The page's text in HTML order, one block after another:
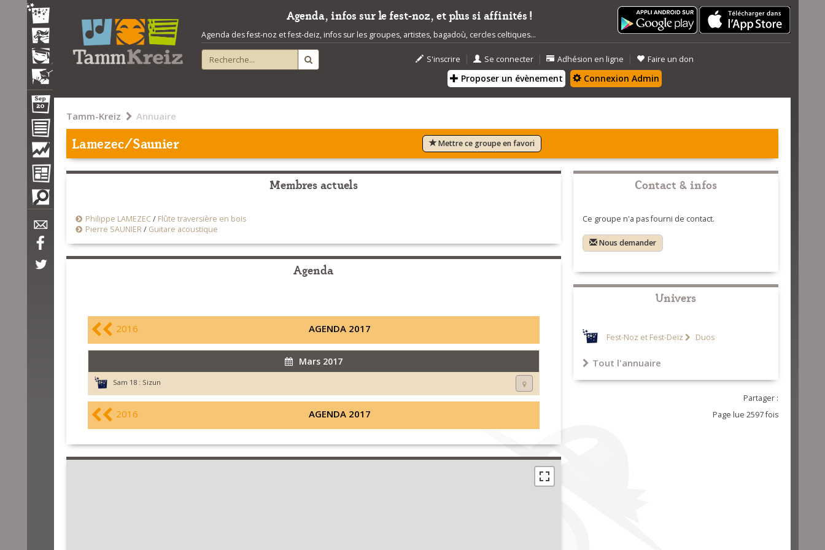
Agenda, infos sur le fest-noz, et plus si affinités !
Agenda des fest-noz et fest-deiz, infos sur les groupes, artistes, bagadoù, cercles celtiques...
S'inscrire | Se connecter | Adhésion en ligne | Faire un don
Proposer un évènement Connexion Admin
Tamm-Kreiz Annuaire
Lamezec/Saunier Mettre ce groupe en favori
Membres actuels
Philippe LAMEZEC/ Flûte traversière en bois
Pierre SAUNIER/ Guitare acoustique
Agenda
2016 AGENDA 2017
Mars 2017
Sam 18 : Sizun
2016 AGENDA 2017
Contact & infos
Ce groupe n'a pas fourni de contact.
Nous demander
Univers
Fest-Noz et Fest-Deiz Duos
Tout l'annuaire
Partager :
Page lue 2597 fois